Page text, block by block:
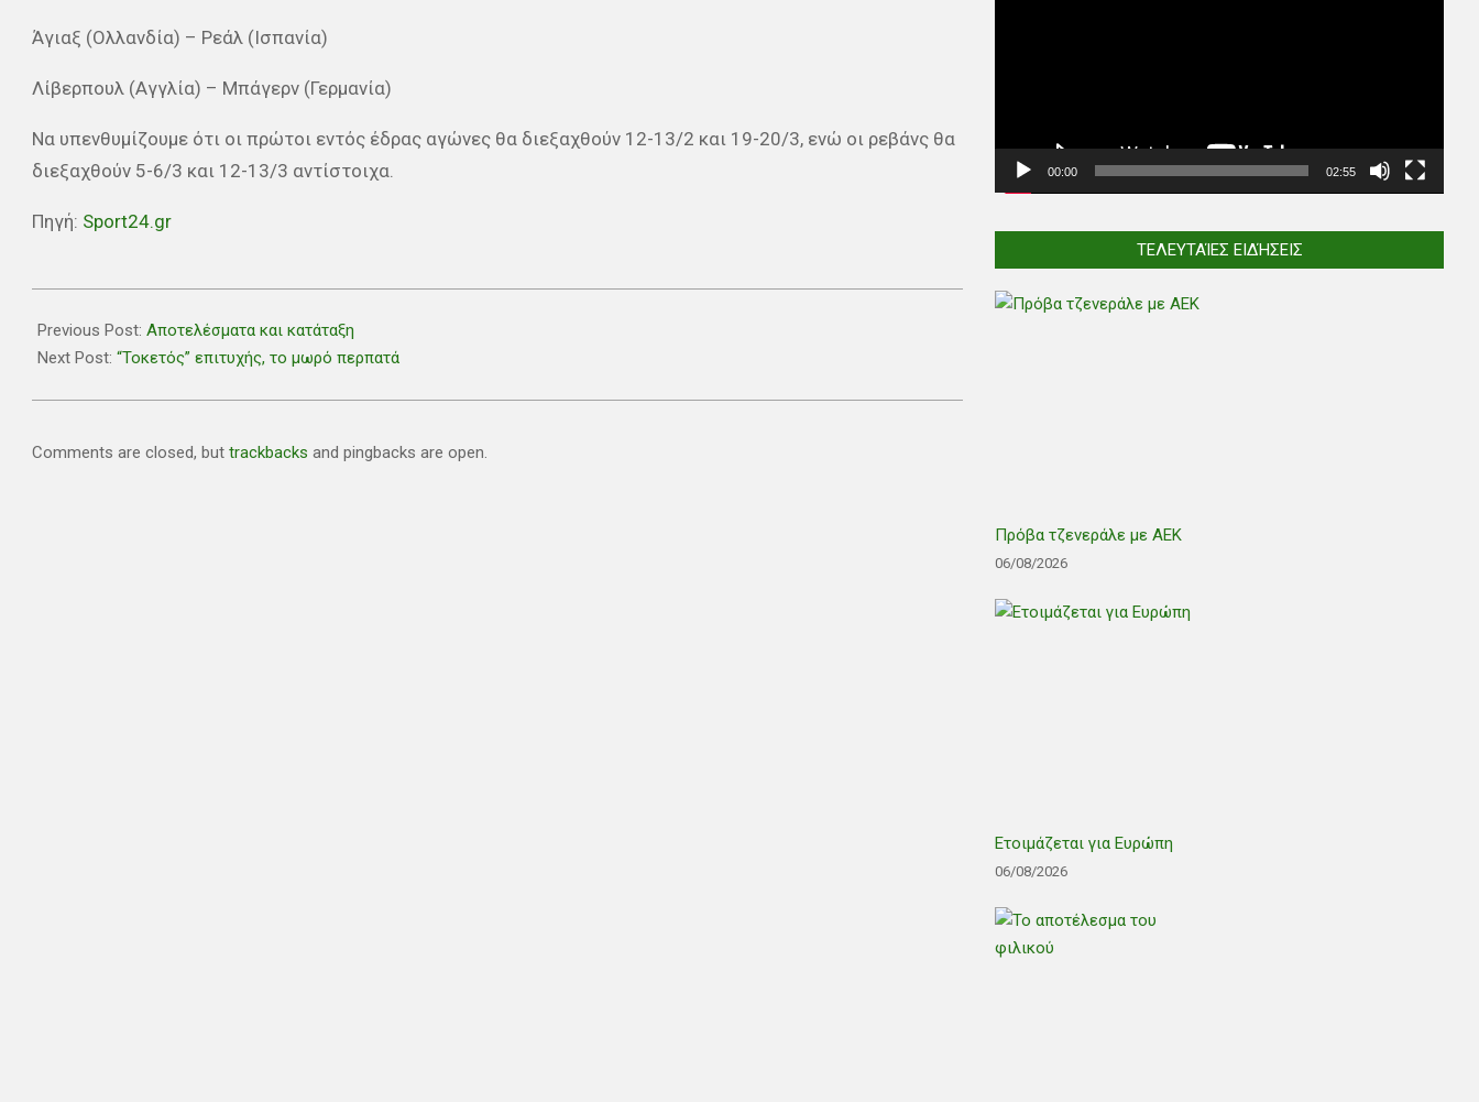
Άγιαξ (Ολλανδία) – Ρεάλ (Ισπανία)
Λίβερπουλ (Αγγλία) – Μπάγερν (Γερμανία)
Να υπενθυμίζουμε ότι οι πρώτοι εντός έδρας αγώνες θα διεξαχθούν 12-13/2 και 19-20/3, ενώ οι ρεβάνς θα
διεξαχθούν 5-6/3 και 12-13/3 αντίστοιχα.
Πηγή: Sport24.gr
12-
17
Previous Post: Αποτελέσματα και κατάταξη
Next Post: “Τοκετός” επιτυχής, το μωρό περπατά
Comments are closed, but trackbacks and pingbacks are open.
00:00 02:55
ΤΕΛΕΥΤΑΊΕΣ ΕΙΔΉΣΕΙΣ
Πρόβα τζενεράλε με ΑΕΚ
06/08/2026
Ετοιμάζεται για Ευρώπη
06/08/2026